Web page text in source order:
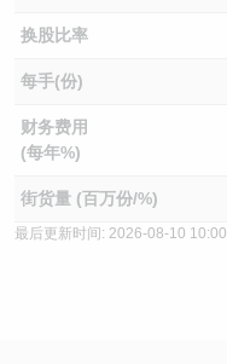
换股比率
每手(份)
财务费用
(每年%)
街货量 (百万份/%)
最后更新时间: 2026-08-10 10:00